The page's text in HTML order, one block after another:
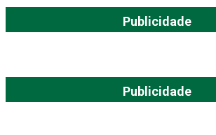
Publicidade
Publicidade